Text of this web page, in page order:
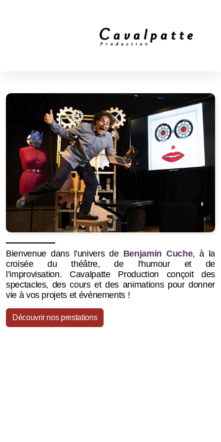
Bienvenue dans l’univers de Benjamin Cuche, à la
croisée du théâtre, de l'humour et de
l’improvisation. Cavalpatte Production conçoit des
spectacles, des cours et des animations pour donner
vie à vos projets et événements !
Découvrir nos prestations